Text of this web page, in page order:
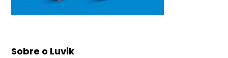
Sobre o Luvik